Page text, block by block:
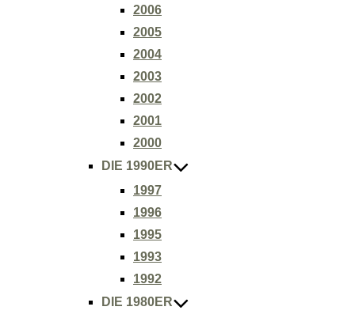
2006
2005
2004
2003
2002
2001
2000
DIE 1990ER
1997
1996
1995
1993
1992
DIE 1980ER